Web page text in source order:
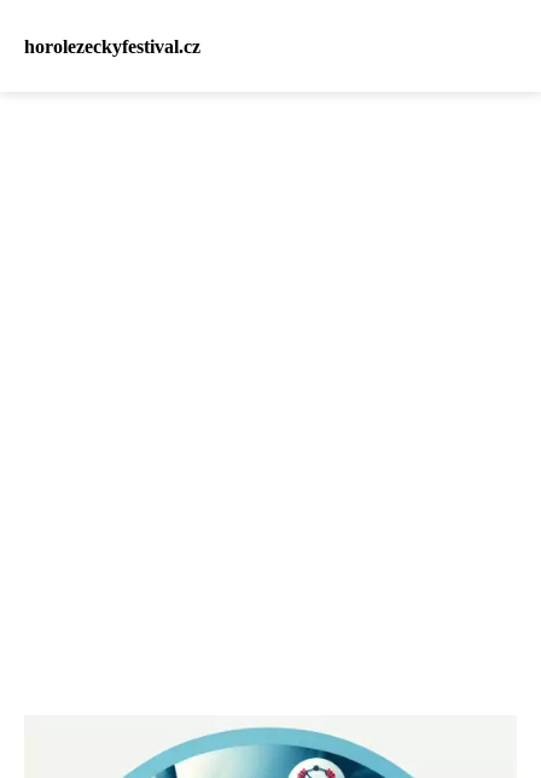
horolezeckyfestival.cz